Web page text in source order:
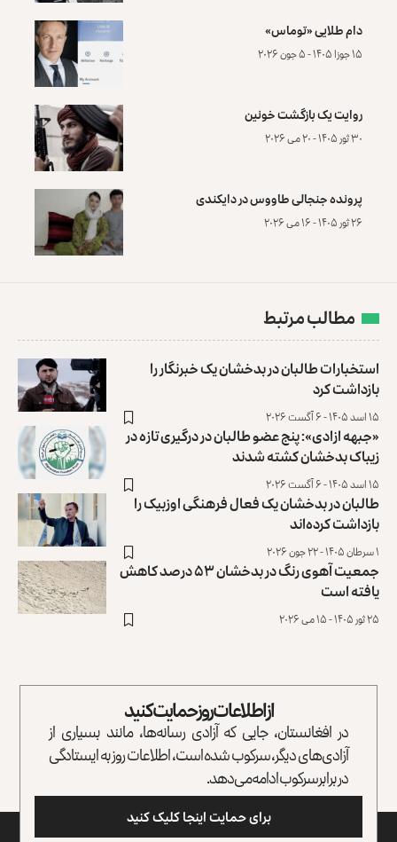
دام طلایی «توماس»
۱۵ جوزا ۱۴۰۵ - ۵ جون ۲۰۲۶
روایت یک بازگشت خونین
۳۰ ثور ۱۴۰۵ - ۲۰ می ۲۰۲۶
پرونده‌ جنجالی طاووس در دایکندی
۲۶ ثور ۱۴۰۵ - ۱۶ می ۲۰۲۶
مطالب مرتبط
استخبارات طالبان در بدخشان یک خبرنگار را
بازداشت کرد
۱۵ اسد ۱۴۰۵ - ۶ آگست ۲۰۲۶
«جبهه ازادی»: پنج عضو طالبان در درگیری تازه در
زیباک بدخشان کشته شدند
۱۵ اسد ۱۴۰۵ - ۶ آگست ۲۰۲۶
طالبان در بدخشان یک فعال فرهنگی اوزبیک را
بازداشت کرده‌اند
۱ سرطان ۱۴۰۵ - ۲۲ جون ۲۰۲۶
جمعیت آهوی رنگ در بدخشان ۵۳ درصد کاهش
یافته است
۲۵ ثور ۱۴۰۵ - ۱۵ می ۲۰۲۶
از اطلاعات روز حمایت کنید
در افغانستان، جایی که آزادی رسانه‌ها، مانند بسیاری از
آزادی‌های دیگر، سرکوب شده است، اطلاعات روز به ایستادگی
در برابر سرکوب ادامه می‌دهد.
برای حمایت اینجا کلیک کنید